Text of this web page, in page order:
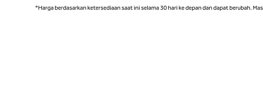
*Harga berdasarkan ketersediaan saat ini selama 30 hari ke depan dan dapat berubah.